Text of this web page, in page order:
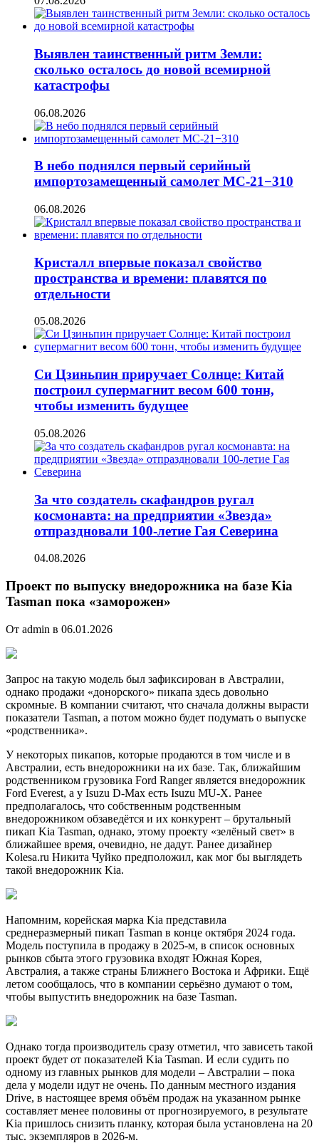
Выявлен таинственный ритм Земли:
сколько осталось до новой всемирной
катастрофы
06.08.2026
В небо поднялся первый серийный
импортозамещенный самолет МС-21−310
06.08.2026
Кристалл впервые показал свойство
пространства и времени: плавятся по
отдельности
05.08.2026
Си Цзиньпин приручает Солнце: Китай
построил супермагнит весом 600 тонн,
чтобы изменить будущее
05.08.2026
За что создатель скафандров ругал
космонавта: на предприятии «Звезда»
отпраздновали 100-летие Гая Северина
04.08.2026
Проект по выпуску внедорожника на базе Kia
Tasman пока «заморожен»
От admin в 06.01.2026
Запрос на такую модель был зафиксирован в Австралии,
однако продажи «донорского» пикапа здесь довольно
скромные. В компании считают, что сначала должны вырасти
показатели Tasman, а потом можно будет подумать о выпуске
«родственника».
У некоторых пикапов, которые продаются в том числе и в
Австралии, есть внедорожники на их базе. Так, ближайшим
родственником грузовика Ford Ranger является внедорожник
Ford Everest, а у Isuzu D-Max есть Isuzu MU-X. Ранее
предполагалось, что собственным родственным
внедорожником обзаведётся и их конкурент – брутальный
пикап Kia Tasman, однако, этому проекту «зелёный свет» в
ближайшее время, очевидно, не дадут. Ранее дизайнер
Kolesa.ru Никита Чуйко предположил, как мог бы выглядеть
такой внедорожник Kia.
Напомним, корейская марка Kia представила
среднеразмерный пикап Tasman в конце октября 2024 года.
Модель поступила в продажу в 2025-м, в список основных
рынков сбыта этого грузовика входят Южная Корея,
Австралия, а также страны Ближнего Востока и Африки. Ещё
летом сообщалось, что в компании серьёзно думают о том,
чтобы выпустить внедорожник на базе Tasman.
Однако тогда производитель сразу отметил, что зависеть такой
проект будет от показателей Kia Tasman. И если судить по
одному из главных рынков для модели – Австралии – пока
дела у модели идут не очень. По данным местного издания
Drive, в настоящее время объём продаж на указанном рынке
составляет менее половины от прогнозируемого, в результате
Kia пришлось снизить планку, которая была установлена на 20
тыс. экземпляров в 2026-м.